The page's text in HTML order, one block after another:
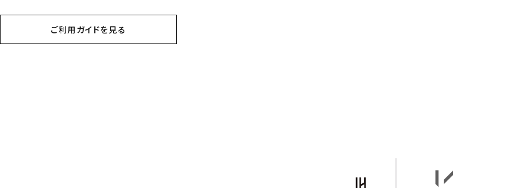
ご利用ガイドを見る